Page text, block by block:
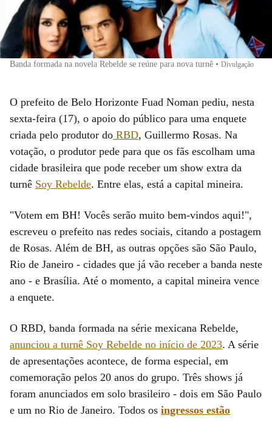
Banda formada na novela Rebelde se reúne para nova turnê • Divulgação
O prefeito de Belo Horizonte Fuad Noman pediu, nesta
sexta-feira (17), o apoio do público para uma enquete
criada pelo produtor do RBD, Guillermo Rosas. Na
votação, o produtor pede para que os fãs escolham uma
cidade brasileira que pode receber um show extra da
turnê Soy Rebelde. Entre elas, está a capital mineira.
"Votem em BH! Vocês serão muito bem-vindos aqui!",
escreveu o prefeito nas redes sociais, citando a postagem
de Rosas. Além de BH, as outras opções são São Paulo,
Rio de Janeiro - cidades que já vão receber a banda neste
ano - e Brasília. Até o momento, a capital mineira vence
a enquete.
O RBD, banda formada na série mexicana Rebelde,
anunciou a turnê Soy Rebelde no início de 2023. A série
de apresentações acontece, de forma especial, em
comemoração pelos 20 anos do grupo. Três shows já
foram anunciados em solo brasileiro - dois em São Paulo
e um no Rio de Janeiro. Todos os ingressos estão